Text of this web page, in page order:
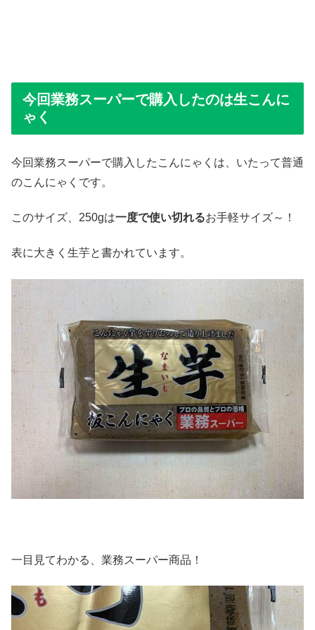
今回業務スーパーで購入したのは生こんに
ゃく
今回業務スーパーで購入したこんにゃくは、いたって普通
のこんにゃくです。
このサイズ、250gは一度で使い切れるお手軽サイズ～！
表に大きく生芋と書かれています。
一目見てわかる、業務スーパー商品！